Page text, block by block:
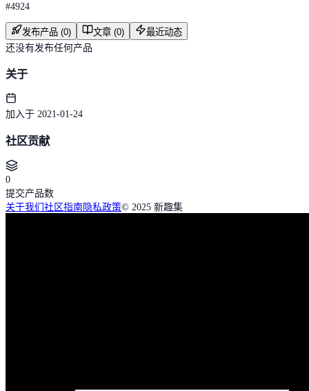
#4924
发布产品 (0) 文章 (0)
最近动态
还没有发布任何产品
关于
加入于 2021-01-24
社区贡献
0
提交产品数
关于我们 社区指南隐私政策© 2025 新趣集